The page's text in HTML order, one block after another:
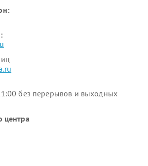
без перерывов и выходных
центра